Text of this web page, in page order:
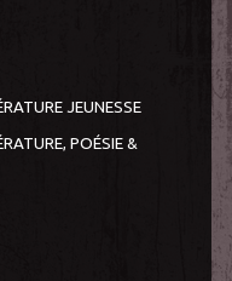
JEUNESSE
POÉSIE &